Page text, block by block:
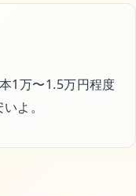
1万〜1.5万円程度
よ。